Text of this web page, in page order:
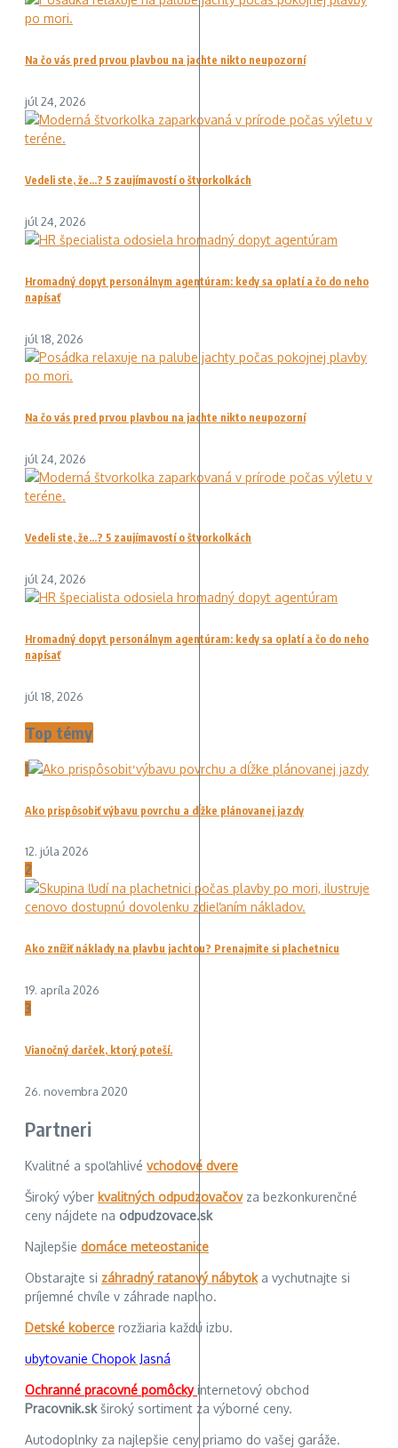
Na čo vás pred prvou plavbou na jachte nikto neupozorní
júl 24, 2026
Vedeli ste, že…? 5 zaujímavostí o štvorkolkách
júl 24, 2026
Hromadný dopyt personálnym agentúram: kedy sa oplatí a čo do neho
napísať
júl 18, 2026
Na čo vás pred prvou plavbou na jachte nikto neupozorní
júl 24, 2026
Vedeli ste, že…? 5 zaujímavostí o štvorkolkách
júl 24, 2026
Hromadný dopyt personálnym agentúram: kedy sa oplatí a čo do neho
napísať
júl 18, 2026
Top témy
1
Ako prispôsobiť výbavu povrchu a dĺžke plánovanej jazdy
12. júla 2026
2
Ako znížiť náklady na plavbu jachtou? Prenajmite si plachetnicu
19. apríla 2026
3
Vianočný darček, ktorý poteší.
26. novembra 2020
Partneri
Kvalitné a spoľahlivé vchodové dvere
Široký výber kvalitných odpudzovačovza bezkonkurenčné
ceny nájdete na odpudzovace.sk
Najlepšie domáce meteostanice
Obstarajte si záhradný ratanový nábytoka vychutnajte si
príjemné chvíle v záhrade naplno.
Detské koberce rozžiaria každú izbu.
ubytovanie Chopok Jasná
Ochranné pracovné pomôckyinternetový obchod
Pracovnik.skširoký sortiment za výborné ceny.
Autodoplnky za najlepšie ceny priamo do vašej garáže.